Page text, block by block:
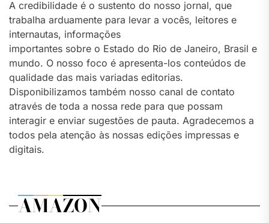
A credibilidade é o sustento do nosso jornal, que
trabalha arduamente para levar a vocês, leitores e
internautas, informações
importantes sobre o Estado do Rio de Janeiro, Brasil e
mundo. O nosso foco é apresenta-los conteúdos de
qualidade das mais variadas editorias.
Disponibilizamos também nosso canal de contato
através de toda a nossa rede para que possam
interagir e enviar sugestões de pauta. Agradecemos a
todos pela atenção às nossas edições impressas e
digitais.
AMAZON